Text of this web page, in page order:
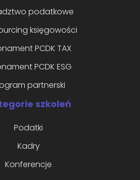
podatkowe
księgowości
PCDK TAX
PCDK ESG
partnerski
szkoleń
Podatki
Kadry
Konferencje